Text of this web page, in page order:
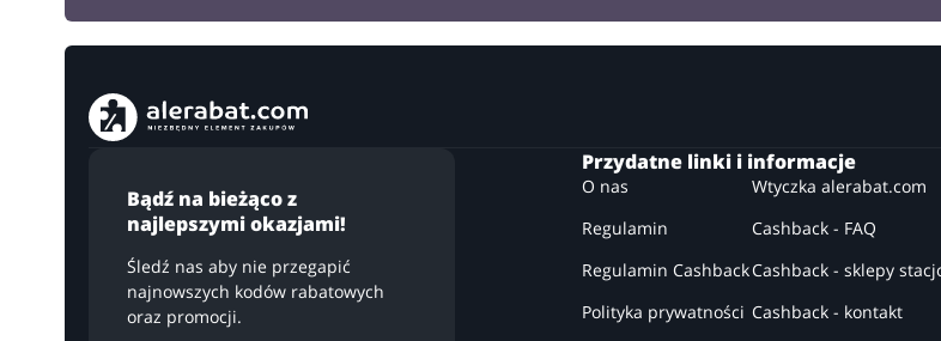
Bądź na bieżąco z
najlepszymi okazjami!
Śledź nas aby nie przegapić
najnowszych kodów rabatowych
oraz promocji.
Przydatne linki i informacje
O nas
Regulamin
Regulamin Cashback
Polityka prywatności
Wtyczka alerabat.com
Cashback - FAQ
Cashback - sklepy
Cashback - kontakt